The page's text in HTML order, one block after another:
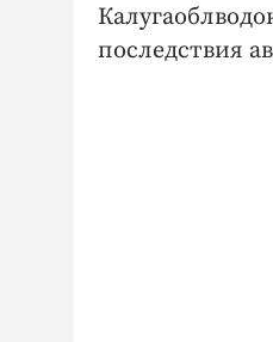
последствия